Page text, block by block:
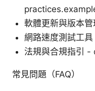
軟體更新與版本
網路速度測試工
法規與合規指引
常見問題（FAQ）